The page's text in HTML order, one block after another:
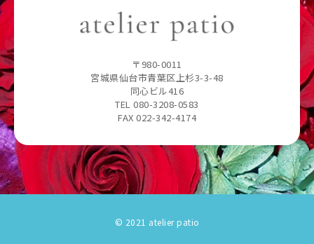
〒980-0011
宮城県仙台市青葉区上杉3-3-48
同心ビル416
TEL 080-3208-0583
FAX 022-342-4174
© 2021 atelier patio